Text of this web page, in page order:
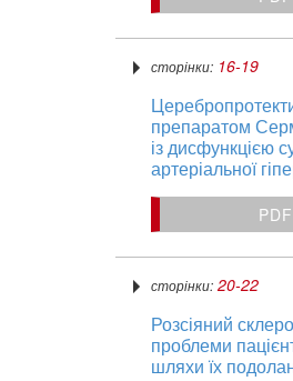
сторінки: 16-19
препаратом
із дисфункцією
артеріальної
сторінки: 20-22
Розсіяний
проблеми
шляхи їх